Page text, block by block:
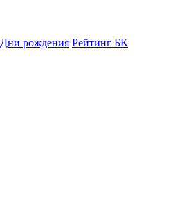
Дни рождения Рейтинг БК